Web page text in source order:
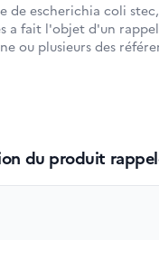
de escherichia coli
a fait l'objet d'un
ou plusieurs des
du produit